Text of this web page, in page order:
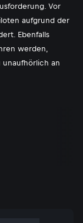
Vor
aufgrund der
Ebenfalls
werden,
an